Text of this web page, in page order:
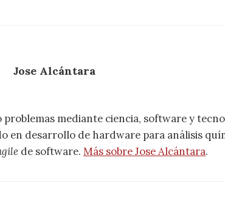
Jose Alcántara
problemas mediante ciencia, software y
en desarrollo de hardware para análisis
de software. Más sobre Jose Alcántara.